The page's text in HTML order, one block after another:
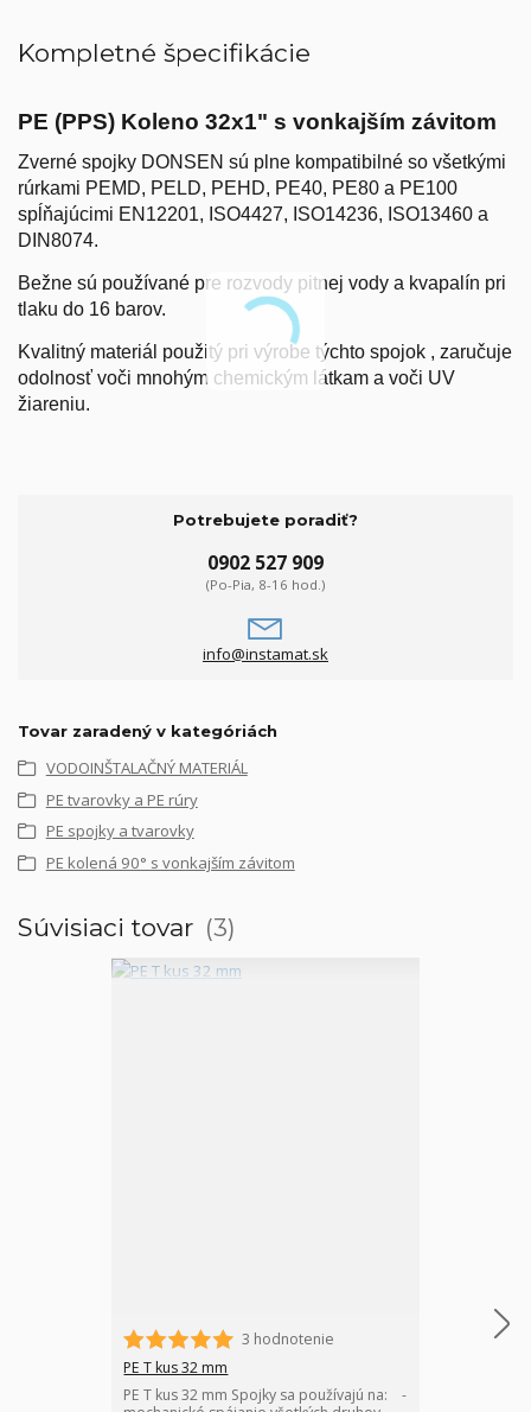
Kompletné špecifikácie
PE (PPS) Koleno 32x1" s vonkajším závitom
Zverné spojky DONSEN sú plne kompatibilné so všetkými
rúrkami PEMD, PELD, PEHD, PE40, PE80 a PE100
spĺňajúcimi EN12201, ISO4427, ISO14236, ISO13460 a
DIN8074.
Bežne sú používané pre rozvody pitnej vody a kvapalín pri
tlaku do 16 barov.
Kvalitný materiál použitý pri výrobe týchto spojok , zaručuje
odolnosť voči mnohým chemickým látkam a voči UV
žiareniu.
Potrebujete poradiť?
0902 527 909
(Po-Pia, 8-16 hod.)
info@instamat.sk
Tovar zaradený v kategóriách
VODOINŠTALAČNÝ MATERIÁL
PE tvarovky a PE rúry
PE spojky a tvarovky
PE kolená 90° s vonkajším závitom
Súvisiaci tovar 3
3 hodnotenie
PE T kus 32 mm
PE T kus 32 mm Spojky sa používajú na: -